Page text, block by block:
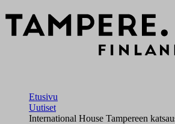
Etusivu
Uutiset
International House Tampereen